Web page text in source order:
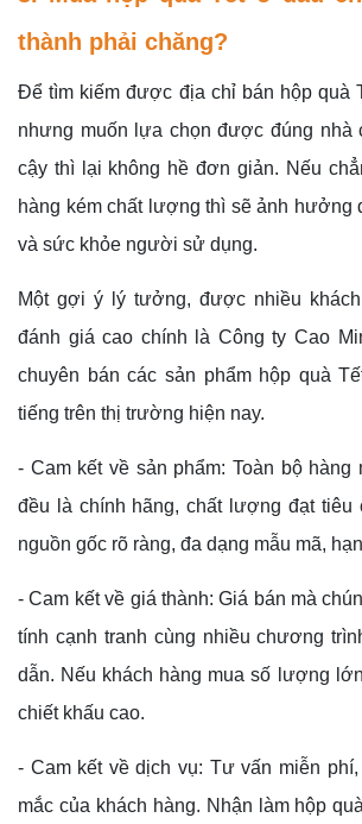
thành phải chăng?
Để tìm kiếm được địa chỉ bán hộp quà
nhưng muốn lựa chọn được đúng nhà
cậy thì lại không hề đơn giản. Nếu
hàng kém chất lượng thì sẽ ảnh hưởng
và sức khỏe người sử dụng.
Một gợi ý lý tưởng, được nhiều
đánh giá cao chính là Công ty Cao
chuyên bán các sản phẩm hộp quà
tiếng trên thị trường hiện nay.
- Cam kết về sản phẩm: Toàn bộ hàng
đều là chính hãng, chất lượng đạt tiêu
nguồn gốc rõ ràng, đa dạng mẫu mã,
- Cam kết về giá thành: Giá bán mà
tính cạnh tranh cùng nhiều chương
dẫn. Nếu khách hàng mua số lượng
chiết khấu cao.
- Cam kết về dịch vụ: Tư vấn miễn
mắc của khách hàng. Nhận làm hộp